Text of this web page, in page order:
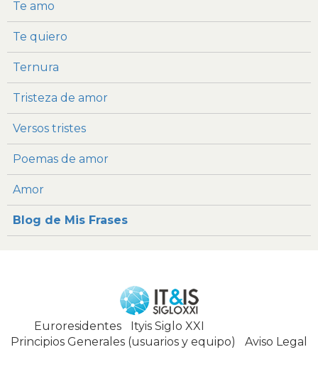
Te amo
Te quiero
Ternura
Tristeza de amor
Versos tristes
Poemas de amor
Amor
Blog de Mis Frases
Euroresidentes| Ityis Siglo XXI
Principios Generales (usuarios y equipo)
Aviso Legal